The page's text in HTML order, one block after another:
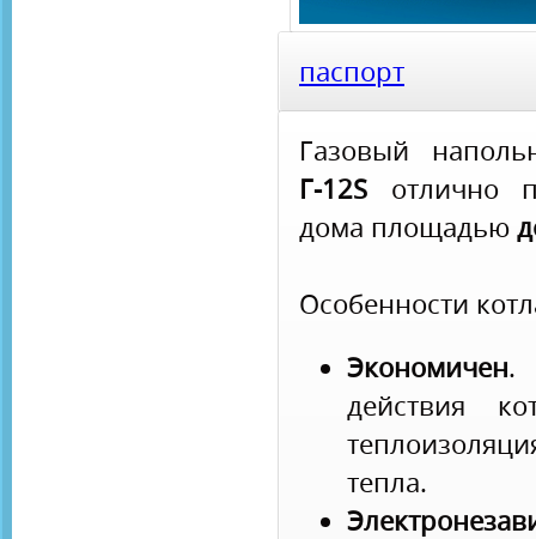
паспорт
Газовый
Г-12S отлично
дома площадью
Особенности
Экономичен
действия
тепла.